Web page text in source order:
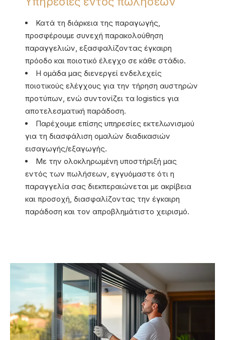
Κατά τη διάρκεια της παραγωγής,
προσφέρουμε συνεχή παρακολούθηση
παραγγελιών, εξασφαλίζοντας έγκαιρη
πρόοδο και ποιοτικό έλεγχο σε κάθε στάδιο.
Η ομάδα μας διενεργεί ενδελεχείς
ποιοτικούς ελέγχους για την τήρηση αυστηρών
προτύπων, ενώ συντονίζει τα logistics για
αποτελεσματική παράδοση.
Παρέχουμε επίσης υπηρεσίες εκτελωνισμού
για τη διασφάλιση ομαλών διαδικασιών
εισαγωγής/εξαγωγής.
Με την ολοκληρωμένη υποστήριξή μας
εντός των πωλήσεων, εγγυόμαστε ότι η
παραγγελία σας διεκπεραιώνεται με ακρίβεια
και προσοχή, διασφαλίζοντας την έγκαιρη
παράδοση και τον απροβλημάτιστο χειρισμό.